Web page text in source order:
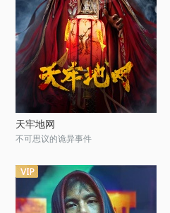
天牢地网
不可思议的诡异事件